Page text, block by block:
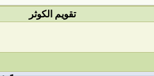
تقويم الكوثر